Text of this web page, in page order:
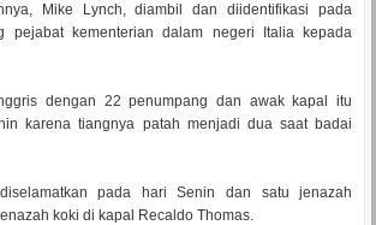
Mike Lynch, diambil dan diidentifikasi pada
pejabat kementerian dalam negeri Italia kepada
dengan 22 penumpang dan awak kapal itu
karena tiangnya patah menjadi dua saat badai
pada hari Senin dan satu jenazah
koki di kapal Recaldo Thomas.